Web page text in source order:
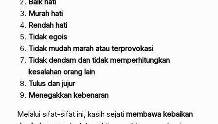
Murah hati
Rendah hati
Tidak egois
Tidak mudah marah atau terprovokasi
Tidak dendam dan tidak memperhitungkan
kesalahan orang lain
Tulus dan jujur
Menegakkan kebenaran
Melalui sifat-sifat ini, kasih sejati membawa kebaikan